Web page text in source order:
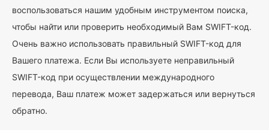
воспользоваться нашим удобным инструментом поиска,
чтобы найти или проверить необходимый Вам SWIFT-код.
Очень важно использовать правильный SWIFT-код для
Вашего платежа. Если Вы используете неправильный
SWIFT-код при осуществлении международного
перевода, Ваш платеж может задержаться или вернуться
обратно.